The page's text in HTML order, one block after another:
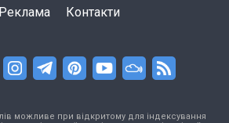
Реклама Контакти
можливе при відкритому для індексування